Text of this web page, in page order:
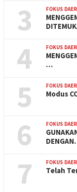
3 FOKUS
4 FOKUS
…
5 FOKUS
Modus
6 FOKUS
7 FOKUS
Telah